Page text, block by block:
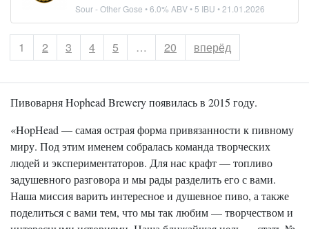
Sour - Other Gose • 6.0% ABV • 5 IBU •21.01.2026
Страница
1 Страница
2 Страница
3 Страница
4 Страница
5 … Страница
20 вперёд
Пивоварня Hophead Brewery появилась в 2015 году.
«HopHead — самая острая форма привязанности к пивному
миру. Под этим именем собралась команда творческих
людей и экспериментаторов. Для нас крафт — топливо
задушевного разговора и мы рады разделить его с вами.
Наша миссия варить интересное и душевное пиво, а также
поделиться с вами тем, что мы так любим — творчеством и